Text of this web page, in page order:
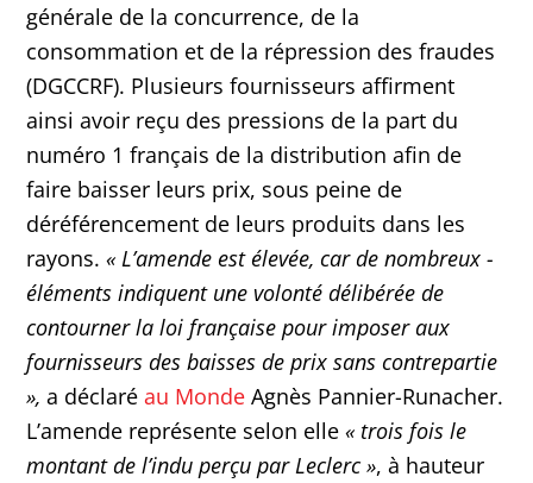
générale de la concurrence, de la
consommation et de la répression des fraudes
(DGCCRF). Plusieurs fournisseurs affirment
ainsi avoir reçu des pressions de la part du
numéro 1 français de la distribution afin de
faire baisser leurs prix, sous peine de
déréférencement de leurs produits dans les
rayons.« L’amende est élevée, car de nombreux ­
éléments indiquent une volonté délibérée de
contourner la loi française pour imposer aux
fournisseurs des baisses de prix sans contrepartie
», a déclaréau Monde Agnès Pannier-Runacher.
L’amende représente ­selon elle« trois fois le
montant de l’indu perçu par Leclerc », à hauteur